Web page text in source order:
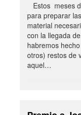
Estos meses
para preparar
material
con la llegada
habremos
otros) restos de
aquel…